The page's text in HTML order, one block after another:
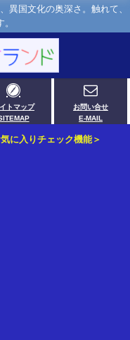
異国文化の奥深さ。触れて、
トマップ
お問い合せ
E-MAIL
に入りチェック機能＞